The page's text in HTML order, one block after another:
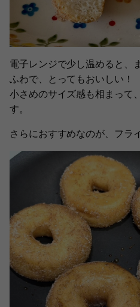
電子レンジで少し温めると、
ふわで、とってもおいしい！
小さめのサイズ感も相まって
す。
さらにおすすめなのが、フラ